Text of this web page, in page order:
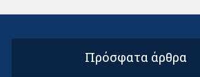
Πρόσφατα άρθρα